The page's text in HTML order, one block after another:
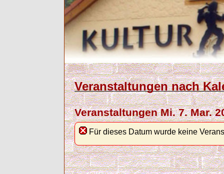
Veranstaltungen nach
Veranstaltungen Mi. 7. Mar.
Für dieses Datum wurde keine